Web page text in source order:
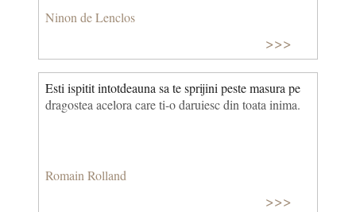
Ninon de Lenclos
>>>
Esti ispitit intotdeauna sa te sprijini peste masura pe
dragostea acelora care ti-o daruiesc din toata inima.
Romain Rolland
>>>